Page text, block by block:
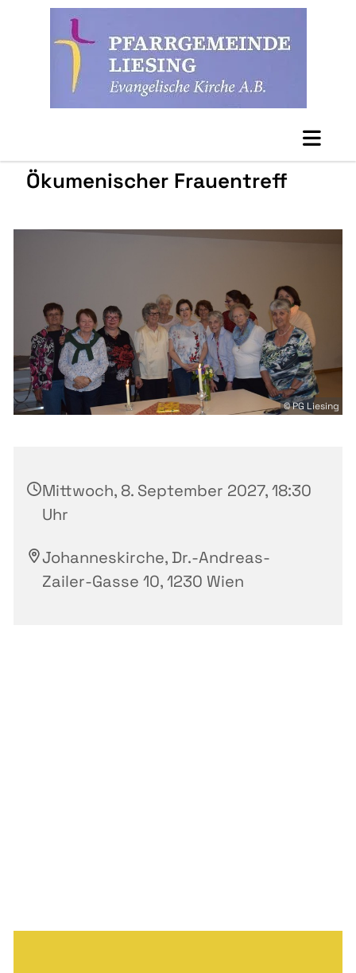
Ökumenischer Frauentreff
© PG Liesing
Mittwoch, 8. September 2027, 18:30
Uhr
Johanneskirche, Dr.-Andreas-
Zailer-Gasse 10, 1230 Wien